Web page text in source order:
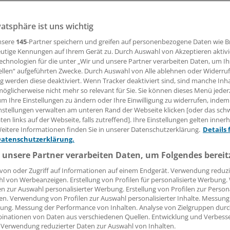
05:00 Uhr
Am heutigen Weltpoliotag rufen
die unheilbare Krankheit impfen zu lassen.
Impfaktionen infizieren sich noch immer rund 2000
Virus, vor allem in Afrika und Asien. In
1988 hatte die WHO Impfkampagnen gestartet, die
bis 2006 um 99 Prozent. Die Viren werden über
mit Infizierten übertragen. Betroffen sind besonders
ist uns wichtig
145-Partner speichern und greifen auf personenbezogene Daten wie
Kennungen auf Ihrem Gerät zu. Durch Auswahl von Akzeptieren
für die unter „Wir und unsere Partner verarbeiten Daten, um
aufgeführten Zwecke. Durch Auswahl von Alle ablehnen oder
werden diese deaktiviert. Wenn Tracker deaktiviert sind, sind manche
nicht mehr so relevant für Sie. Sie können dieses Menü
Ihre Einstellungen zu ändern oder Ihre Einwilligung zu widerrufen, indem
verwalten am unteren Rand der Webseite klicken [oder das
links auf der Webseite, falls zutreffend]. Ihre Einstellungen gelten
Informationen finden Sie in unserer Datenschutzerklärung. Details
Partner verarbeiten Daten, um Folgendes
oder Zugriff auf Informationen auf einem Endgerät. Verwendung
von Werbeanzeigen. Erstellung von Profilen für personalisierte
zur Auswahl personalisierter Werbung. Erstellung von Profilen zur
Verwendung von Profilen zur Auswahl personalisierter Inhalte.
Messung der Performance von Inhalten. Analyse von Zielgruppen
von Daten aus verschiedenen Quellen. Entwicklung und
reduzierter Daten zur Auswahl von Inhalten.